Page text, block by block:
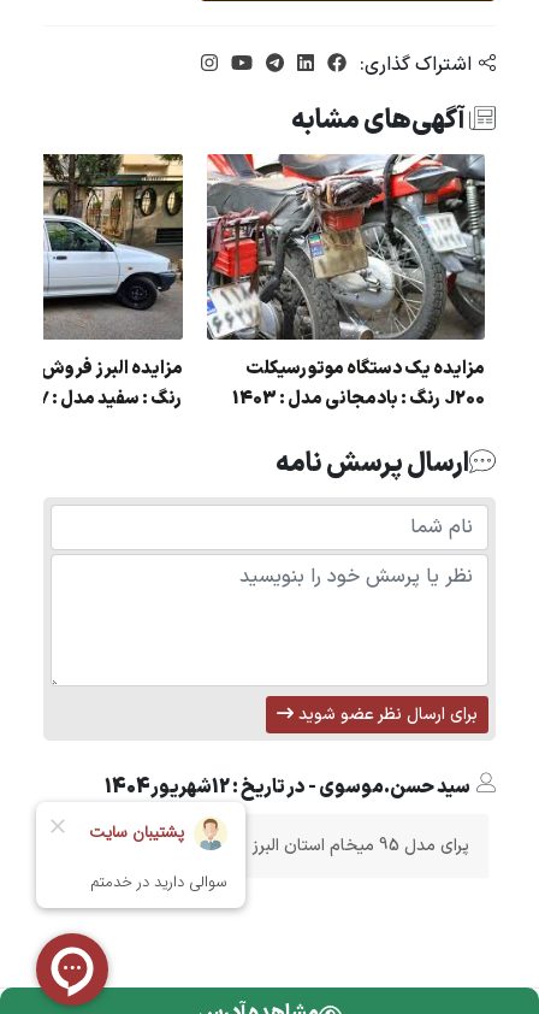
اشتراک گذاری:
آگهی‌های مشابه
رنگ : سفید مدل : 97
مزایده یک دستگاه موتورسیکلت
J200 رنگ : بادمجانی مدل : 1403
مزایده البرز فروش دستگاه پراید 111
ارسال پرسش نامه
برای ارسال نظر عضو شوید
سید حسن.موسوی - در تاریخ : 12شهریور1404
پرای مدل 95 میخام استان البرز